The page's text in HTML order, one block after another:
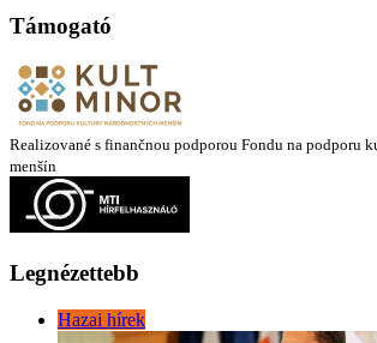
Támogató
Realizované s finančnou podporou Fondu na podporu
menšín
Legnézettebb
Hazai hírek